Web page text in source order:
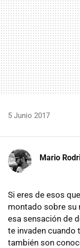
5 Junio 2017
Mario
Si eres de esos
montado sobre su
esa sensación de
te invaden cuando
también son